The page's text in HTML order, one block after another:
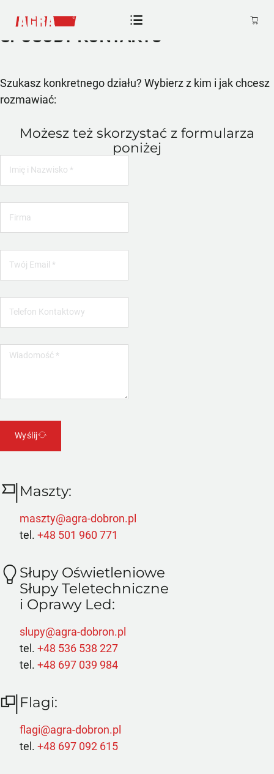
SPOSOBY KONTAKTU
Szukasz konkretnego działu? Wybierz z kim i jak chcesz
rozmawiać:
Maszty:
maszty@agra-dobron.pl
tel. +48 501 960 771
Słupy Oświetleniowe
Słupy Teletechniczne
i Oprawy Led:
slupy@agra-dobron.pl
tel. +48 536 538 227
tel. +48 697 039 984
Flagi:
flagi@agra-dobron.pl
tel. +48 697 092 615
Możesz też skorzystać z formularza
poniżej
Wyślij